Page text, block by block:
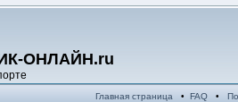
ОНЛАЙН.ru
Главная страница • FAQ•